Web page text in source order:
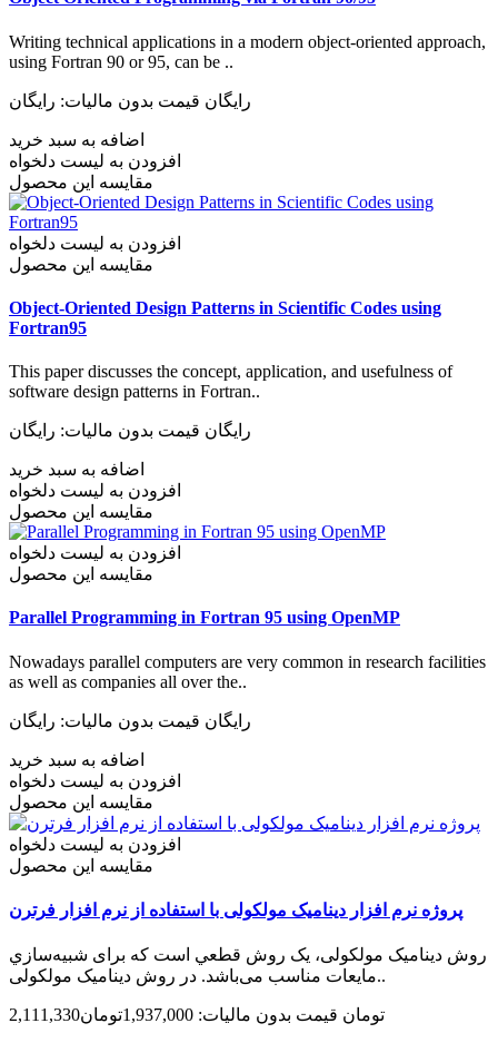
Writing technical applications in a modern object-oriented approach,
using Fortran 90 or 95, can be ..
رایگان قیمت بدون مالیات: رایگان
اضافه به سبد خرید
افزودن به لیست دلخواه
مقایسه این محصول
افزودن به لیست دلخواه
مقایسه این محصول
Object-Oriented Design Patterns in Scientific Codes using
Fortran95
This paper discusses the concept, application, and usefulness of
software design patterns in Fortran..
رایگان قیمت بدون مالیات: رایگان
اضافه به سبد خرید
افزودن به لیست دلخواه
مقایسه این محصول
افزودن به لیست دلخواه
مقایسه این محصول
Parallel Programming in Fortran 95 using OpenMP
Nowadays parallel computers are very common in research facilities
as well as companies all over the..
رایگان قیمت بدون مالیات: رایگان
اضافه به سبد خرید
افزودن به لیست دلخواه
مقایسه این محصول
افزودن به لیست دلخواه
مقایسه این محصول
پروژه نرم افزار دینامیک مولکولی با استفاده از نرم افزار فرترن
روش دینامیک مولکولی، یک روش قطعي است که برای شبيه‌سازي
مایعات مناسب می‌­باشد. در روش دینامیک مولکولی..
2,111,330تومان قیمت بدون مالیات: 1,937,000تومان